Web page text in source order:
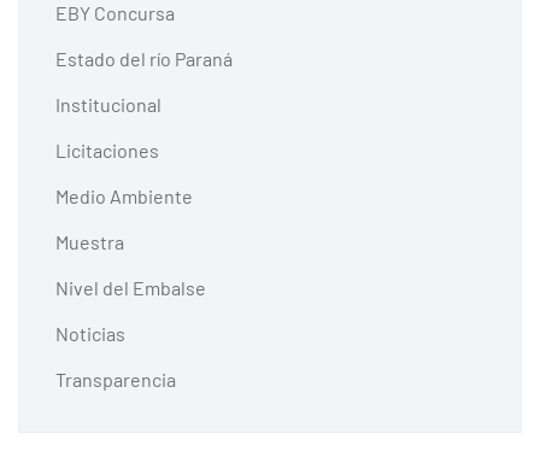
EBY Concursa
Estado del río Paraná
Institucional
Licitaciones
Medio Ambiente
Muestra
Nivel del Embalse
Noticias
Transparencia